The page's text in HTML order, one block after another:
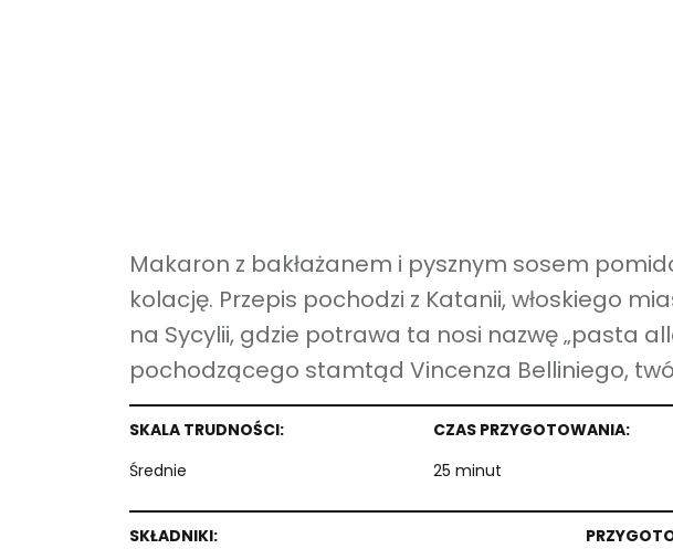
Makaron z bakłażanem i pysznym sosem
kolację. Przepis pochodzi z Katanii, włoskiego
na Sycylii, gdzie potrawa ta nosi nazwę „pasta
pochodzącego stamtąd Vincenza Belliniego,
SKALA TRUDNOŚCI:
Średnie
CZAS PRZYGOTOWANIA:
25 minut
SKŁADNIKI: